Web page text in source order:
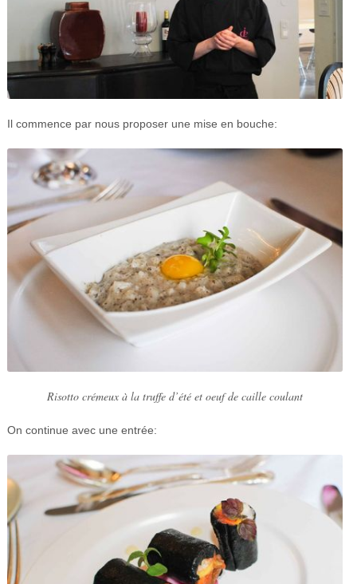
Il commence par nous proposer une mise en bouche:
Risotto crémeux à la truffe d’été et oeuf de caille coulant
On continue avec une entrée: